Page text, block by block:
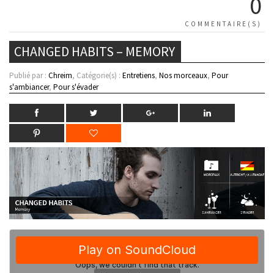
COMMENTAIRE(S)
CHANGED HABITS – MEMORY
Publié par : Chreim, Catégorie(s) : Entretiens, Nos morceaux, Pour
s'ambiancer, Pour s'évader